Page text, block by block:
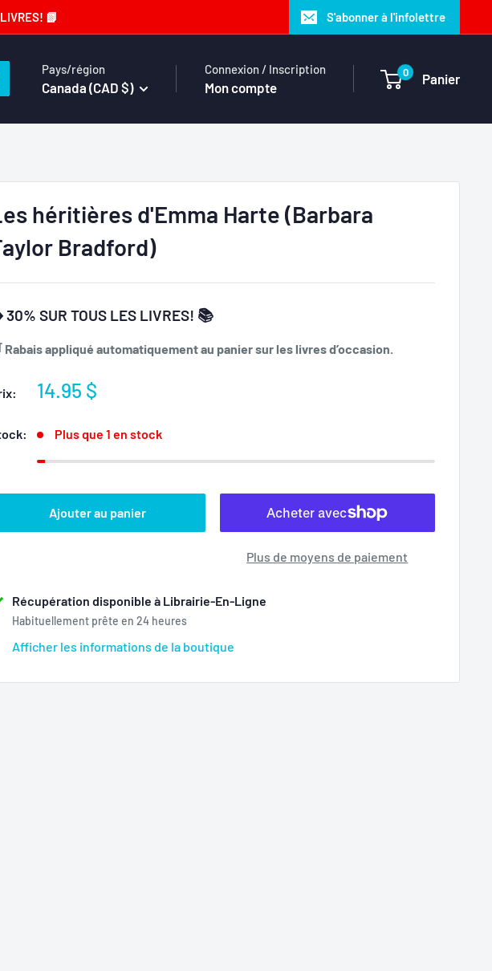
📗 S'abonner à l'infolettre
Pays/région
Canada (CAD $)
Connexion / Inscription
Mon compte
0 Panier
héritières d'Emma Harte (Barbara
Bradford)
SUR TOUS LES LIVRES! 📚
Rabais appliqué automatiquement au panier sur les livres d’occasion.
Prix
14.95 $
Plus que 1 en stock
Ajouter au panier
Plus de moyens de paiement
Récupération disponible à Librairie-En-Ligne
Habituellement prête en 24 heures
Afficher les informations de la boutique